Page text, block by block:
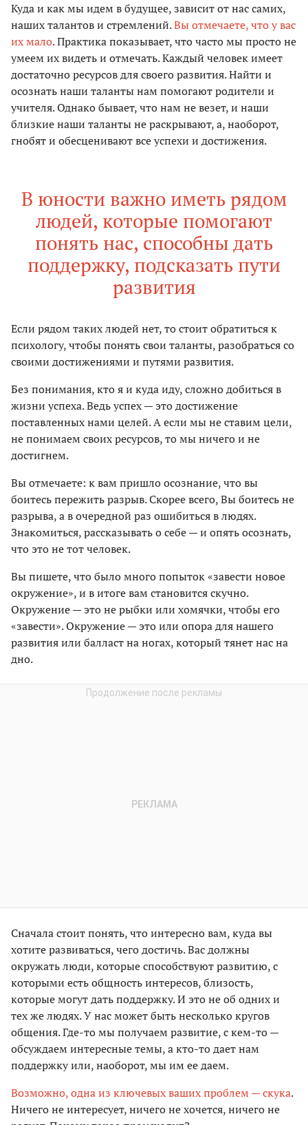
Куда и как мы идем в будущее, зависит от нас самих,
наших талантов и стремлений.Вы отмечаете, что у вас
их мало. Практика показывает, что часто мы просто не
умеем их видеть и отмечать. Каждый человек имеет
достаточно ресурсов для своего развития. Найти и
осознать наши таланты нам помогают родители и
учителя. Однако бывает, что нам не везет, и наши
близкие наши таланты не раскрывают, а, наоборот,
гнобят и обесценивают все успехи и достижения.
В юности важно иметь рядом
людей, которые помогают
понять нас, способны дать
поддержку, подсказать пути
развития
Если рядом таких людей нет, то стоит обратиться к
психологу, чтобы понять свои таланты, разобраться со
своими достижениями и путями развития.
Без понимания, кто я и куда иду, сложно добиться в
жизни успеха. Ведь успех — это достижение
поставленных нами целей. А если мы не ставим цели,
не понимаем своих ресурсов, то мы ничего и не
достигнем.
Вы отмечаете: к вам пришло осознание, что вы
боитесь пережить разрыв. Скорее всего, Вы боитесь не
разрыва, а в очередной раз ошибиться в людях.
Знакомиться, рассказывать о себе — и опять осознать,
что это не тот человек.
Вы пишете, что было много попыток «завести новое
окружение», и в итоге вам становится скучно.
Окружение — это не рыбки или хомячки, чтобы его
«завести». Окружение — это или опора для нашего
развития или балласт на ногах, который тянет нас на
дно.
Сначала стоит понять, что интересно вам, куда вы
хотите развиваться, чего достичь. Вас должны
окружать люди, которые способствуют развитию, с
которыми есть общность интересов, близость,
которые могут дать поддержку. И это не об одних и
тех же людях. У нас может быть несколько кругов
общения. Где-то мы получаем развитие, с кем-то —
обсуждаем интересные темы, а кто-то дает нам
поддержку или, наоборот, мы им ее даем.
Возможно, одна из ключевых ваших проблем — скука.
Ничего не интересует, ничего не хочется, ничего не